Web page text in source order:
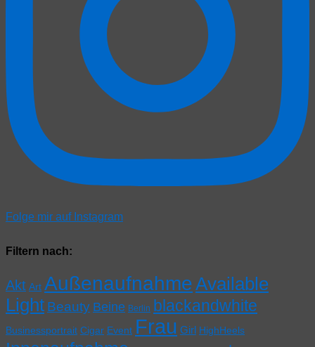
Folge mir auf Instagram
Filtern nach:
Akt Art AußenaufnahmeAvailable
Light Beauty Beine Berlin blackandwhite
Businessportrait Cigar Event Frau Girl HighHeels